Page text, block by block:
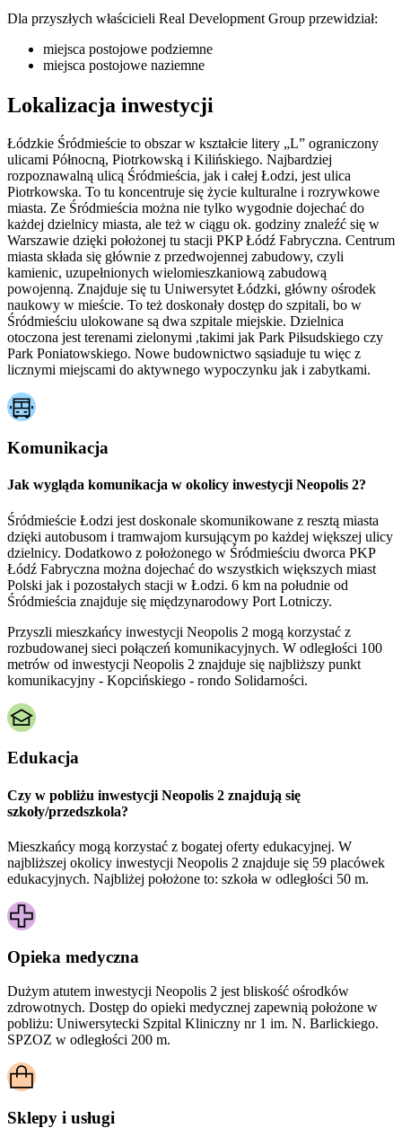
Dla przyszłych właścicieli Real Development Group przewidział:
miejsca postojowe podziemne
miejsca postojowe naziemne
Lokalizacja inwestycji
Łódzkie Śródmieście to obszar w kształcie litery „L” ograniczony
ulicami Północną, Piotrkowską i Kilińskiego. Najbardziej
rozpoznawalną ulicą Śródmieścia, jak i całej Łodzi, jest ulica
Piotrkowska. To tu koncentruje się życie kulturalne i rozrywkowe
miasta. Ze Śródmieścia można nie tylko wygodnie dojechać do
każdej dzielnicy miasta, ale też w ciągu ok. godziny znaleźć się w
Warszawie dzięki położonej tu stacji PKP Łódź Fabryczna. Centrum
miasta składa się głównie z przedwojennej zabudowy, czyli
kamienic, uzupełnionych wielomieszkaniową zabudową
powojenną. Znajduje się tu Uniwersytet Łódzki, główny ośrodek
naukowy w mieście. To też doskonały dostęp do szpitali, bo w
Śródmieściu ulokowane są dwa szpitale miejskie. Dzielnica
otoczona jest terenami zielonymi ,takimi jak Park Piłsudskiego czy
Park Poniatowskiego. Nowe budownictwo sąsiaduje tu więc z
licznymi miejscami do aktywnego wypoczynku jak i zabytkami.
Komunikacja
Jak wygląda komunikacja w okolicy inwestycji Neopolis 2?
Śródmieście Łodzi jest doskonale skomunikowane z resztą miasta
dzięki autobusom i tramwajom kursującym po każdej większej ulicy
dzielnicy. Dodatkowo z położonego w Śródmieściu dworca PKP
Łódź Fabryczna można dojechać do wszystkich większych miast
Polski jak i pozostałych stacji w Łodzi. 6 km na południe od
Śródmieścia znajduje się międzynarodowy Port Lotniczy.
Przyszli mieszkańcy inwestycji Neopolis 2 mogą korzystać z
rozbudowanej sieci połączeń komunikacyjnych. W odległości 100
metrów od inwestycji Neopolis 2 znajduje się najbliższy punkt
komunikacyjny - Kopcińskiego - rondo Solidarności.
Edukacja
Czy w pobliżu inwestycji Neopolis 2 znajdują się
szkoły/przedszkola?
Mieszkańcy mogą korzystać z bogatej oferty edukacyjnej. W
najbliższej okolicy inwestycji Neopolis 2 znajduje się 59 placówek
edukacyjnych. Najbliżej położone to: szkoła w odległości 50 m.
Opieka medyczna
Dużym atutem inwestycji Neopolis 2 jest bliskość ośrodków
zdrowotnych. Dostęp do opieki medycznej zapewnią położone w
pobliżu: Uniwersytecki Szpital Kliniczny nr 1 im. N. Barlickiego.
SPZOZ w odległości 200 m.
Sklepy i usługi